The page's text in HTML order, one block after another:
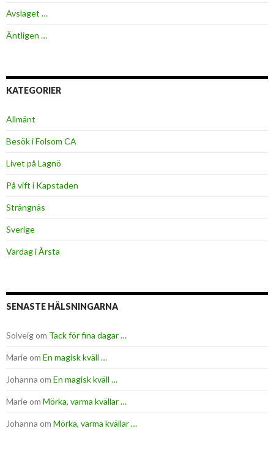
Avslaget …
Äntligen …
KATEGORIER
Allmänt
Besök i Folsom CA
Livet på Lagnö
På vift i Kapstaden
Strängnäs
Sverige
Vardag i Årsta
SENASTE HÄLSNINGARNA
Solveigom Tack för fina dagar …
Marieom En magisk kväll …
Johanna om En magisk kväll …
Marieom Mörka, varma kvällar …
Johanna om Mörka, varma kvällar …